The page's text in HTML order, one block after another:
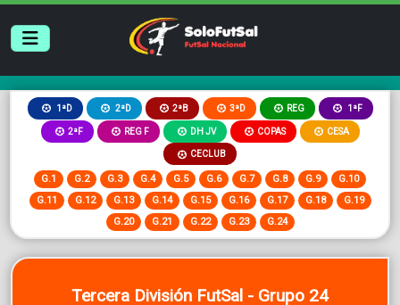
1ªD 2ªD 2ªB 3ªD REG 1ªF
2ªF REG F DH JV COPAS CESA
CECLUB
G.1 G.2 G.3 G.4 G.5 G.6 G.7 G.8 G.9
G.10
G.11
G.12 G.13 G.14 G.15 G.16 G.17 G.18
G.19
G.20
G.21 G.22 G.23 G.24
Tercera División FutSal - Grupo 24